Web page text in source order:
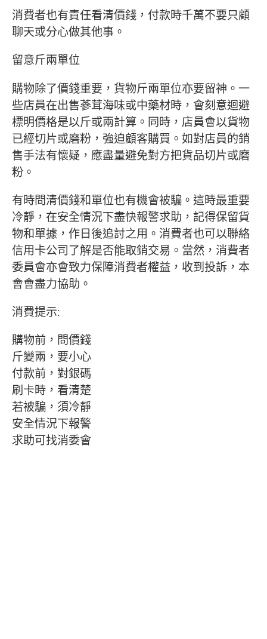
消費者也有責任看清價錢，付款時千萬不要只顧
聊天或分心做其他事。
留意斤兩單位
購物除了價錢重要，貨物斤兩單位亦要留神。一
些店員在出售蔘茸海味或中藥材時，會刻意­迴避
標明價格是以斤或兩計算。同時，店員會以貨物
已經切片或磨粉，強迫顧客購買。如對­店員的銷
售手法有懷疑，應盡量避免對方把貨品切片或磨
粉。
有時問清價錢和單位也有機會被騙。這時最重要
冷靜，在安全情況下盡快報警求助，記得保­留貨
物和單據，作日後追討之用。消費者也可以聯絡
信用卡公司了解是否能取銷交易。當然­，消費者
委員會亦會致力保障消費者權益，收到投訴，本
會會盡力協助。
消費提示:
購物前，問價錢
斤變兩，要小心
付款前，對銀碼
刷卡時，看清楚
若被騙，須冷靜
安全情況下報警
求助可找消委會